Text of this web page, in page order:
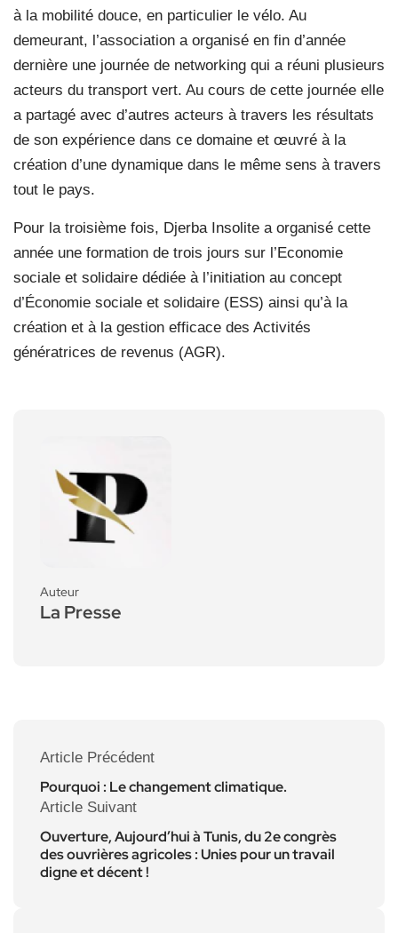
à la mobilité douce, en particulier le vélo. Au
demeurant, l’association a organisé en fin d’année
dernière une journée de networking qui a réuni plusieurs
acteurs du transport vert. Au cours de cette journée elle
a partagé avec d’autres acteurs à travers les résultats
de son expérience dans ce domaine et œuvré à la
création d’une dynamique dans le même sens à travers
tout le pays.
Pour la troisième fois, Djerba Insolite a organisé cette
année une formation de trois jours sur l’Economie
sociale et solidaire dédiée à l’initiation au concept
d’Économie sociale et solidaire (ESS) ainsi qu’à la
création et à la gestion efficace des Activités
génératrices de revenus (AGR).
Auteur
La Presse
Article Précédent
Pourquoi : Le changement climatique.
Article Suivant
Ouverture, Aujourd’hui à Tunis, du 2e congrès
des ouvrières agricoles : Unies pour un travail
digne et décent !